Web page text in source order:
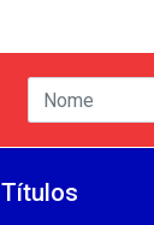
Títulos